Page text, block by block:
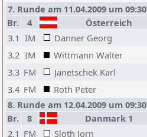
7. Runde am 11.04.2009 um 09:30
Br.
4 Österreich
3.1 IM Danner Georg
3.2 IM Wittmann Walter
3.3 FM Janetschek Karl
3.4 FM Roth Peter
8. Runde am 12.04.2009 um 09:30
Br.
8 Danmark 1
2.1 FM Sloth Jorn